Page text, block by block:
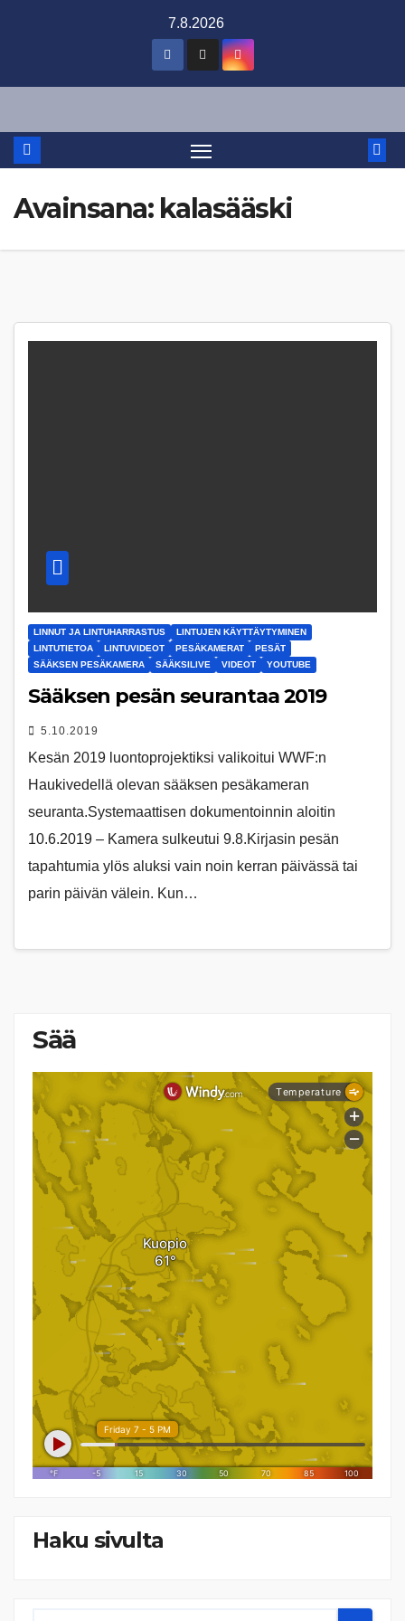
7.8.2026
Avainsana: kalasääski
LINNUT JA LINTUHARRASTUS
LINTUJEN KÄYTTÄYTYMINEN
LINTUTIETOA
LINTUVIDEOT PESÄKAMERAT
PESÄT
SÄÄKSEN PESÄKAMERA
SÄÄKSILIVE VIDEOT YOUTUBE
Sääksen pesän seurantaa 2019
5.10.2019
Kesän 2019 luontoprojektiksi valikoitui WWF:n
Haukivedellä olevan sääksen pesäkameran
seuranta.Systemaattisen dokumentoinnin aloitin
10.6.2019 – Kamera sulkeutui 9.8.Kirjasin pesän
tapahtumia ylös aluksi vain noin kerran päivässä tai
parin päivän välein. Kun…
Sää
Haku sivulta